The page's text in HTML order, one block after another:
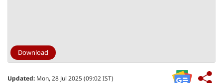
Download
Updated: Mon, 28 Jul 2025 (09:02 IST)